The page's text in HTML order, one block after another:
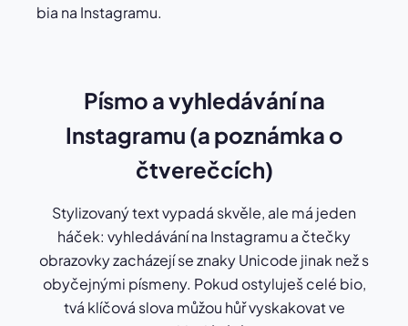
bia na Instagramu.
Písmo a vyhledávání na
Instagramu (a poznámka o
čtverečcích)
Stylizovaný text vypadá skvěle, ale má jeden
háček: vyhledávání na Instagramu a čtečky
obrazovky zacházejí se znaky Unicode jinak než s
obyčejnými písmeny. Pokud ostyluješ celé bio,
tvá klíčová slova můžou hůř vyskakovat ve